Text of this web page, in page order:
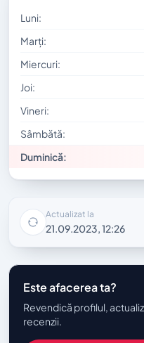
Luni:
Marți:
Miercuri:
Joi:
Vineri:
Sâmbătă:
Duminică:
Actualizat la
21.09.2023, 12:26
Este afacerea ta?
Revendică profilul,
recenzii.